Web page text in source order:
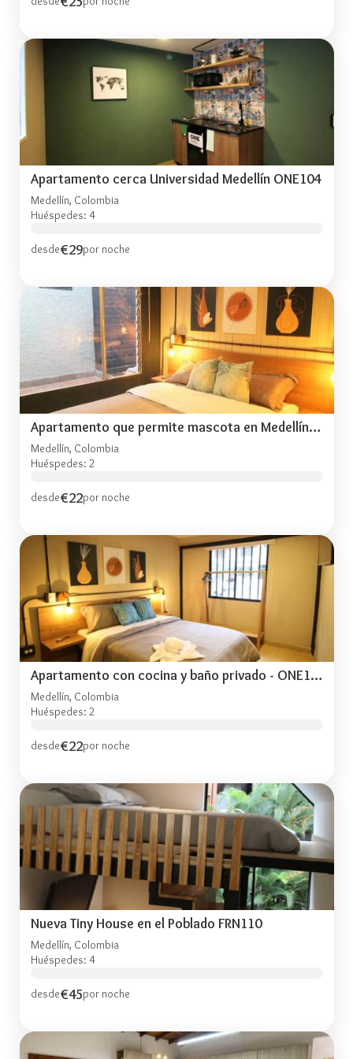
Apartamento cerca Universidad Medellín ONE104
Medellín, Colombia
Huéspedes: 4
desde€29por noche
Apartamento que permite mascota en Medellín ONE105
Medellín, Colombia
Huéspedes: 2
desde€22por noche
Apartamento con cocina y baño privado - ONE106
Medellín, Colombia
Huéspedes: 2
desde€22por noche
Nueva Tiny House en el Poblado FRN110
Medellín, Colombia
Huéspedes: 4
desde€45por noche